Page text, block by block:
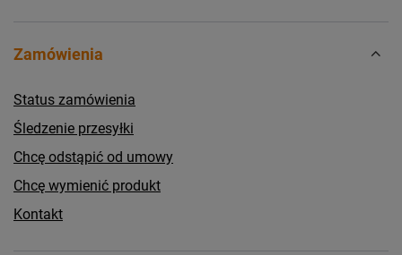
Zamówienia
Status zamówienia
Śledzenie przesyłki
Chcę odstąpić od umowy
Chcę wymienić produkt
Kontakt